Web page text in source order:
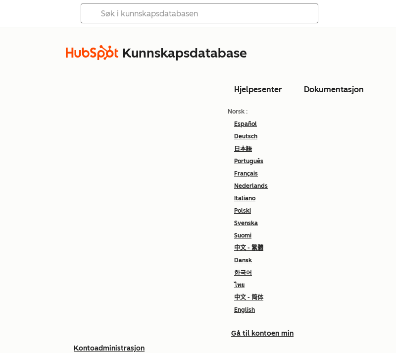
Kunnskapsdatabase
Hjelpesenter Dokumentasjon
Norsk :
Español
Deutsch
日本語
Português
Français
Nederlands
Italiano
Polski
Svenska
Suomi
中文 - 繁體
Dansk
한국어
ไทย
中文 - 简体
English
Gå til kontoen min
Kontoadministrasjon